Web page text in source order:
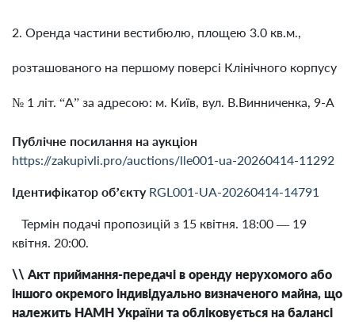
2. Оренда частини вестибюлю, площею 3.0 кв.м.,
розташованого на першому поверсі Клінічного корпусу
№ 1 літ. “А” за адресою: м. Київ, вул. В.Винниченка, 9-А
Публічне посилання на аукціон
https://zakupivli.pro/auctions/lle001-ua-20260414-11292
Ідентифікатор об’єкту RGL001-UA-20260414-14791
Термін подачі пропозицій з 15 квітня. 18:00 — 19
квітня. 20:00.
\\ Акт приймання-передачі в оренду нерухомого або
іншого окремого індивідуально визначеного майна, що
належить НАМН України та обліковується на балансі